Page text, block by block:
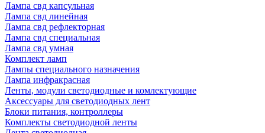
Лампа свд капсульная
Лампа свд линейная
Лампа свд рефлекторная
Лампа свд специальная
Лампа свд умная
Комплект ламп
Лампы специального назначения
Лампа инфракрасная
Ленты, модули светодиодные и комлектующие
Аксессуары для светодиодных лент
Блоки питания, контроллеры
Комплекты светодиодной ленты